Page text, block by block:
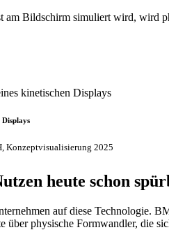
am Bildschirm simuliert wird, wird
Displays
Konzeptvisualisierung 2025
heute schon
auf diese Technologie.
über physische Formwandler,